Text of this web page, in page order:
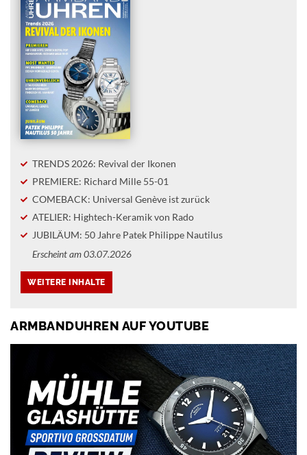
TRENDS 2026: Revival der Ikonen
PREMIERE: Richard Mille 55-01
COMEBACK: Universal Genève ist zurück
ATELIER: Hightech-Keramik von Rado
JUBILÄUM: 50 Jahre Patek Philippe Nautilus
Erscheint am 03.07.2026
ARMBANDUHREN AUF YOUTUBE